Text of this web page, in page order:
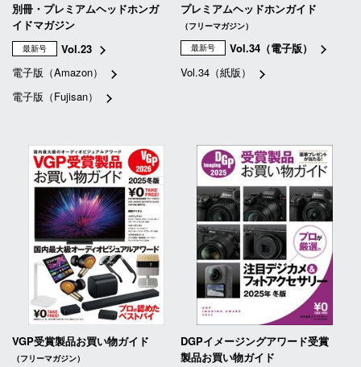
別冊・プレミアムヘッドホンガ
イドマガジン
最新号
Vol.23
電子版（Amazon）
電子版（Fujisan）
プレミアムヘッドホンガイド
（フリーマガジン）
最新号
Vol.34（電子版）
Vol.34（紙版）
VGP受賞製品お買い物ガイド
（フリーマガジン）
DGPイメージングアワード受賞
製品お買い物ガイド